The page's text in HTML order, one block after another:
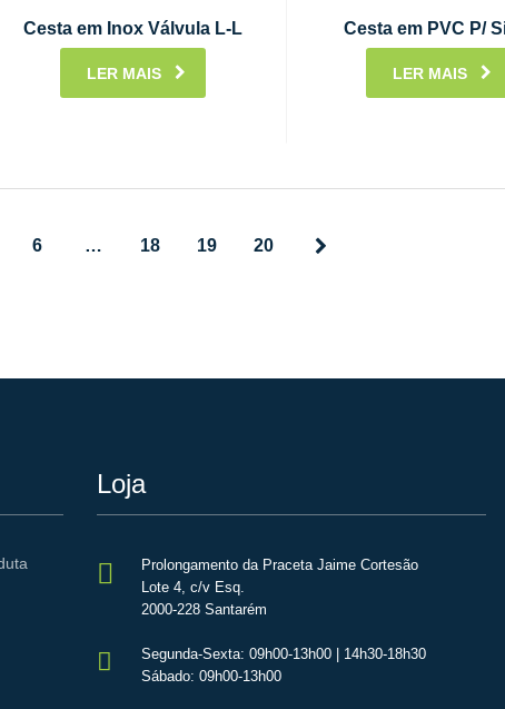
Cesta em Inox Válvula L-L
LER MAIS
Cesta em PVC P/
LER MAIS
6 … 18 19 20
Loja
Prolongamento da Praceta Jaime Cortesão
Lote 4, c/v Esq.
2000-228 Santarém
Segunda-Sexta: 09h00-13h00 | 14h30-18h30
Sábado: 09h00-13h00